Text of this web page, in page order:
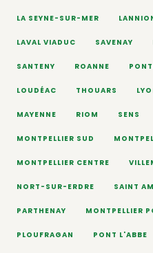
LA SEYNE-SUR-MER
LAVAL VIADUC SAVENAY
SANTENY ROANNE
LOUDÉAC THOUARS
MAYENNE RIOM SENS
MONTPELLIER SUD
MONTPELLIER CENTRE
NORT-SUR-ERDRE SAINT
PARTHENAY MONTPELLIER
PLOUFRAGAN PONT L'ABBE